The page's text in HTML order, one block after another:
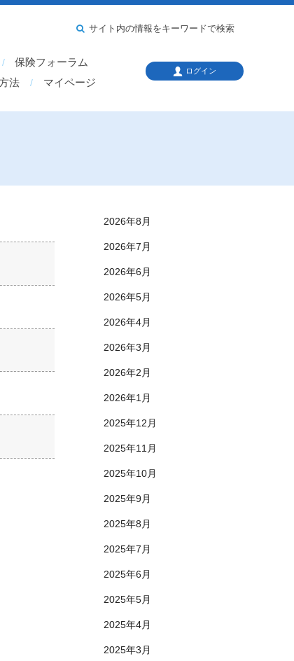
保険フォーラム
法
マイページ
サイト内の情報をキーワードで検索
ログイン
2026年8月
2026年7月
2026年6月
2026年5月
2026年4月
2026年3月
2026年2月
2026年1月
2025年12月
2025年11月
2025年10月
2025年9月
2025年8月
2025年7月
2025年6月
2025年5月
2025年4月
2025年3月